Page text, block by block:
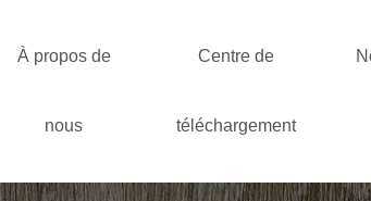
À propos de
nous
Centre de
téléchargement